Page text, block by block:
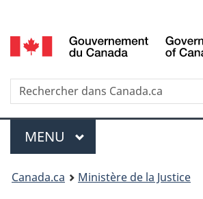
au
contenu
propos
de
la
HTML
simplifiée
selection
Recherche
Menu
MENU PRINCIPAL
You
Canada.ca
Ministère de la Justice